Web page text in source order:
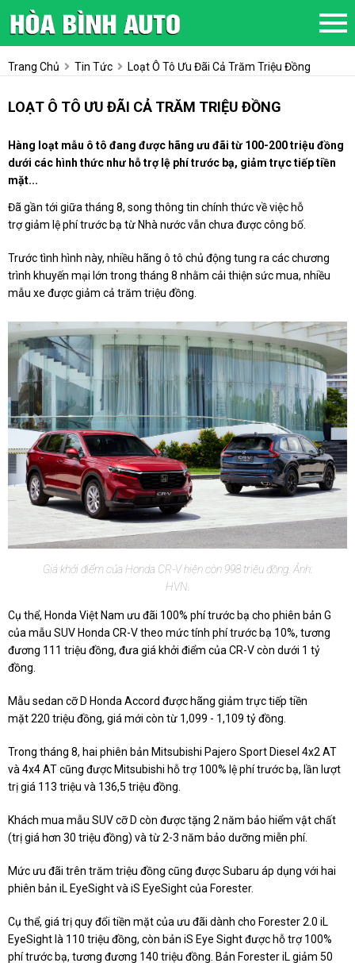
Trang Chủ Tin Tức Loạt Ô Tô Ưu Đãi Cả Trăm Triệu Đồng
LOẠT Ô TÔ ƯU ĐÃI CẢ TRĂM TRIỆU ĐỒNG
Hàng loạt mẫu ô tô đang được hãng ưu đãi từ 100-200 triệu đồng
dưới các hình thức như hỗ trợ lệ phí trước bạ, giảm trực tiếp tiền
mặt...
Đã gần tới giữa tháng 8, song thông tin chính thức về việc hỗ
trợ giảm lệ phí trước bạ từ Nhà nước vẫn chưa được công bố.
Trước tình hình này, nhiều hãng ô tô chủ động tung ra các chương
trình khuyến mại lớn trong tháng 8 nhằm cải thiện sức mua, nhiều
mẫu xe được giảm cả trăm triệu đồng.
Giá khởi điểm của Honda CR-V hiện còn 998 triệu đồng. Ảnh:
HVN.
Cụ thể, Honda Việt Nam ưu đãi 100% phí trước bạ cho phiên bản G
của mẫu SUV Honda CR-V theo mức tính phí trước bạ 10%, tương
đương 111 triệu đồng, đưa giá khởi điểm của CR-V còn dưới 1 tỷ
đồng.
Mẫu sedan cỡ D Honda Accord được hãng giảm trực tiếp tiền
mặt 220 triệu đồng, giá mới còn từ 1,099 - 1,109 tỷ đồng.
Trong tháng 8, hai phiên bản Mitsubishi Pajero Sport Diesel 4x2 AT
và 4x4 AT cũng được Mitsubishi hỗ trợ 100% lệ phí trước bạ, lần lượt
trị giá 113 triệu và 136,5 triệu đồng.
Khách mua mẫu SUV cỡ D còn được tặng 2 năm bảo hiểm vật chất
(trị giá hơn 30 triệu đồng) và từ 2-3 năm bảo dưỡng miễn phí.
Mức ưu đãi trên trăm triệu đồng cũng được Subaru áp dụng với hai
phiên bản iL EyeSight và iS EyeSight của Forester.
Cụ thể, giá trị quy đổi tiền mặt của ưu đãi dành cho Forester 2.0 iL
EyeSight là 110 triệu đồng, còn bản iS Eye Sight được hỗ trợ 100%
phí trước bạ, tương đương 140 triệu đồng. Bản Forester iL giảm 50